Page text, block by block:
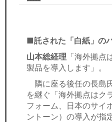
労務顧問
飲食店情報
■託された「白紙」の
山本総経理 「海外拠
製品を導入します」。
隣に座る後任の長島
を継ぐ「海外拠点はク
フォーム、日本のサイ
ントーン）の導入が指